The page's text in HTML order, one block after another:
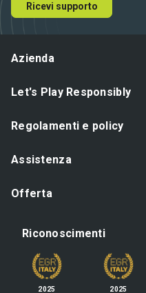
Ricevi supporto
Azienda
Let's Play Responsibly
Regolamenti e policy
Assistenza
Offerta
Riconoscimenti
2025 2025